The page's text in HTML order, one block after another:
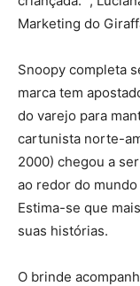
Marketing do
Snoopy completa
marca tem
do varejo para
cartunista norte-
2000) chegou a
ao redor do
Estima-se que
suas histórias.
O brinde